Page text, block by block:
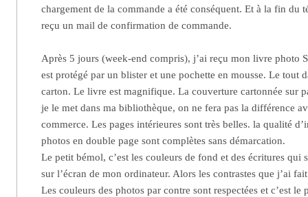
chargement de la commande a été conséquent. Et à la fin du
reçu un mail de confirmation de commande.
Après 5 jours (week-end compris), j’ai reçu mon livre photo
est protégé par un blister et une pochette en mousse. Le tout
carton. Le livre est magnifique. La couverture cartonnée sur
je le met dans ma bibliothèque, on ne fera pas la différence
commerce. Les pages intérieures sont très belles. la qualité
photos en double page sont complètes sans démarcation.
Le petit bémol, c’est les couleurs de fond et des écritures qui
sur l’écran de mon ordinateur. Alors les contrastes que j’ai
Les couleurs des photos par contre sont respectées et c’est